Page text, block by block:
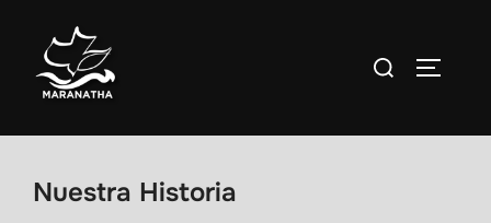
contenido
Buscar:
Nuestra Historia